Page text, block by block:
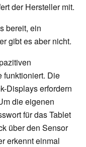
der Hersteller mit.
bereit, ein
gibt es aber nicht.
funktioniert. Die
Displays erfordern
die eigenen
für das Tablet
über den Sensor
erkennt einmal